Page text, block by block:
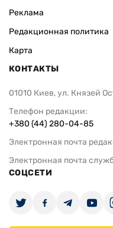
Реклама
Редакционная политика
Карта
КОНТАКТЫ
01010 Киев, ул. Князей
Телефон редакции:
+380 (44) 280-04-85
Электронная почта
Электронная почта
СОЦСЕТИ